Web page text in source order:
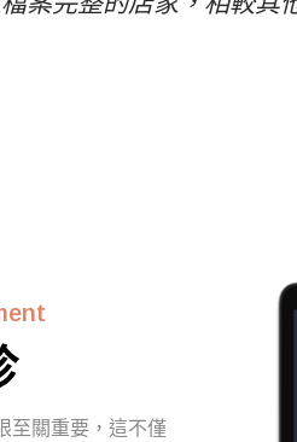
至關重要，這不僅